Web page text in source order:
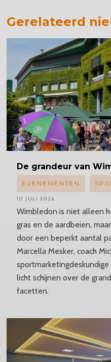
Gerelateerd
De grandeur van
Wimbledon is niet alleen
gras en de aardbeien,
door een beperkt aantal
Marcella Mesker, coach
licht schijnen over de
facetten.
EVENEMENTEN
10 JULI 2026